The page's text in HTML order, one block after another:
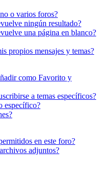
o varios foros?
ningún resultado?
una página en blanco?
propios mensajes y temas?
como Favorito y
a temas específicos?
específico?
en este foro?
adjuntos?